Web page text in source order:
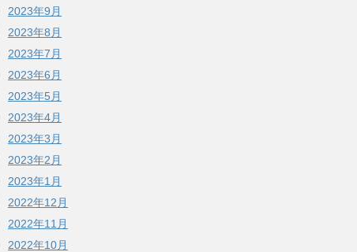
2023年9月
2023年8月
2023年7月
2023年6月
2023年5月
2023年4月
2023年3月
2023年2月
2023年1月
2022年12月
2022年11月
2022年10月